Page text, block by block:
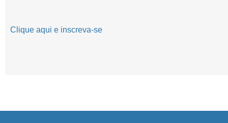
Clique aqui e inscreva-se